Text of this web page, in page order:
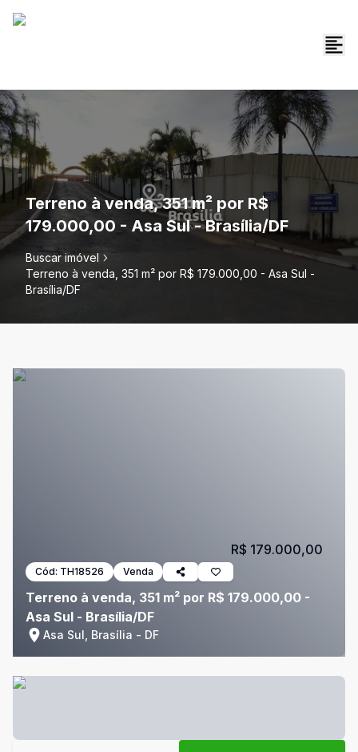
Terreno à venda, 351 m² por R$
179.000,00 - Asa Sul - Brasília/DF
Buscar imóvel
Terreno à venda, 351 m² por R$ 179.000,00 - Asa Sul -
Brasília/DF
Cód: TH18526 Venda
Terreno à venda, 351 m² por R$ 179.000,00 -
Asa Sul - Brasília/DF
Asa Sul, Brasília - DF
R$ 179.000,00